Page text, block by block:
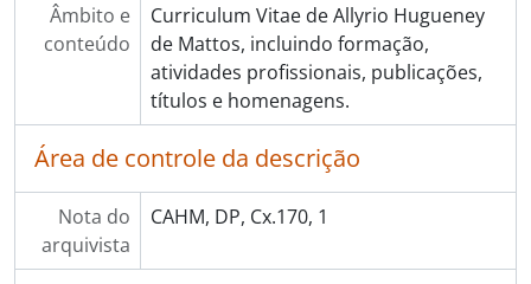
Âmbito e
conteúdo
Curriculum Vitae de Allyrio Hugueney
de Mattos, incluindo formação,
atividades profissionais, publicações,
títulos e homenagens.
Área de controle da descrição
Nota do
arquivista
CAHM, DP, Cx.170, 1